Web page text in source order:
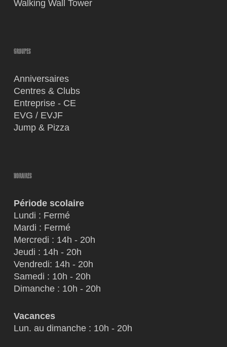
Walking Wall Tower
GROUPES
Anniversaires
Centres & Clubs
Entreprise - CE
EVG / EVJF
Jump & Pizza
HORAIRES
Période scolaire
Lundi : Fermé
Mardi : Fermé
Mercredi : 14h - 20h
Jeudi : 14h - 20h
Vendredi: 14h - 20h
Samedi : 10h - 20h
Dimanche : 10h - 20h
Vacances
Lun. au dimanche : 10h - 20h